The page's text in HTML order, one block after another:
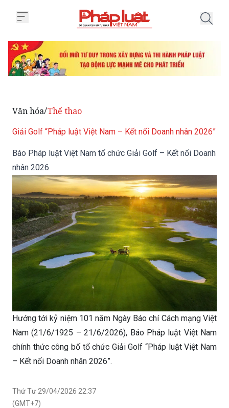
Văn hóa/Thể thao
Giải Golf “Pháp luật Việt Nam – Kết nối Doanh nhân 2026”
Báo Pháp luật Việt Nam tổ chức Giải Golf – Kết nối Doanh
nhân 2026
Hướng tới kỷ niệm 101 năm Ngày Báo chí Cách mạng Việt
Nam (21/6/1925 – 21/6/2026), Báo Pháp luật Việt Nam
chính thức công bố tổ chức Giải Golf “Pháp luật Việt Nam
– Kết nối Doanh nhân 2026”.
Thứ Tư 29/04/2026 22:37
(GMT+7)